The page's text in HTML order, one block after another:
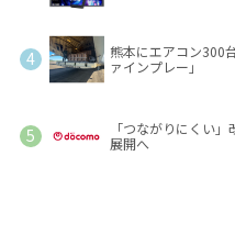
熊本にエアコン300
ァインプレー」
「つながりにくい
展開へ